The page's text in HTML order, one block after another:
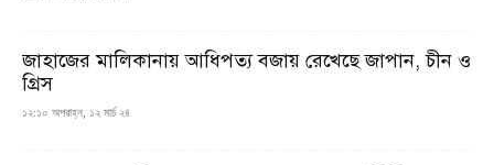
জাহাজের মালিকানায় আধিপত্য বজায় রেখেছে জাপান, চীন ও
গ্রিস
১২:১০ অপরাহ্ন, ১২ মার্চ ২৪